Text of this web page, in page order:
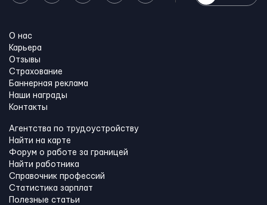
О нас
Карьера
Отзывы
Страхование
Баннерная реклама
Наши награды
Контакты
Агентства по трудоустройству
Найти на карте
Форум о работе за границей
Найти работника
Справочник профессий
Статистика зарплат
Полезные статьи